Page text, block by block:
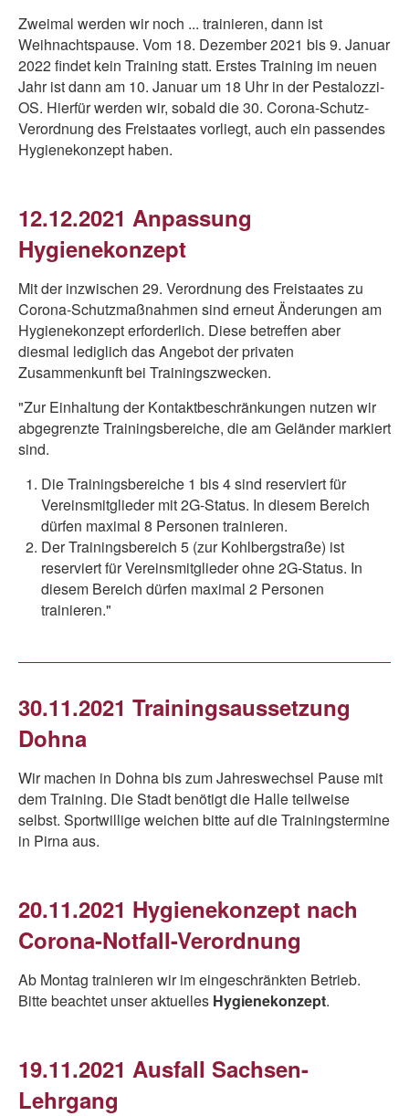
Zweimal werden wir noch ... trainieren, dann ist
Weihnachtspause. Vom 18. Dezember 2021 bis 9. Januar
2022 findet kein Training statt. Erstes Training im neuen
Jahr ist dann am 10. Januar um 18 Uhr in der Pestalozzi-
OS. Hierfür werden wir, sobald die 30. Corona-Schutz-
Verordnung des Freistaates vorliegt, auch ein passendes
Hygienekonzept haben.
12.12.2021 Anpassung
Hygienekonzept
Mit der inzwischen 29. Verordnung des Freistaates zu
Corona-Schutzmaßnahmen sind erneut Änderungen am
Hygienekonzept erforderlich. Diese betreffen aber
diesmal lediglich das Angebot der privaten
Zusammenkunft bei Trainingszwecken.
"Zur Einhaltung der Kontaktbeschränkungen nutzen wir
abgegrenzte Trainingsbereiche, die am Geländer markiert
sind.
Die Trainingsbereiche 1 bis 4 sind reserviert für
Vereinsmitglieder mit 2G-Status. In diesem Bereich
dürfen maximal 8 Personen trainieren.
Der Trainingsbereich 5 (zur Kohlbergstraße) ist
reserviert für Vereinsmitglieder ohne 2G-Status. In
diesem Bereich dürfen maximal 2 Personen
trainieren."
30.11.2021 Trainingsaussetzung
Dohna
​Wir machen in Dohna bis zum Jahreswechsel Pause mit
dem Training. Die Stadt benötigt die Halle teilweise
selbst. Sportwillige weichen bitte auf die Trainingstermine
in Pirna aus.
20.11.2021 Hygienekonzept nach
Corona-Notfall-Verordnung
Ab Montag trainieren wir im eingeschränkten Betrieb.
Bitte beachtet unser aktuelles Hygienekonzept.
19.11.2021 Ausfall Sachsen-
Lehrgang